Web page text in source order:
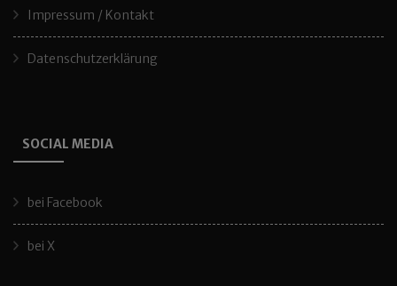
Impressum / Kontakt
Datenschutzerklärung
SOCIAL MEDIA
bei Facebook
bei X